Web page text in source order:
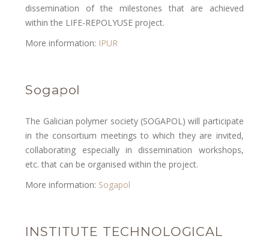
dissemination of the milestones that are achieved
within the LIFE-REPOLYUSE project.
More information: IPUR
Sogapol
The Galician polymer society (SOGAPOL) will participate
in the consortium meetings to which they are invited,
collaborating especially in dissemination workshops,
etc. that can be organised within the project.
More information: Sogapol
INSTITUTE TECHNOLOGICAL